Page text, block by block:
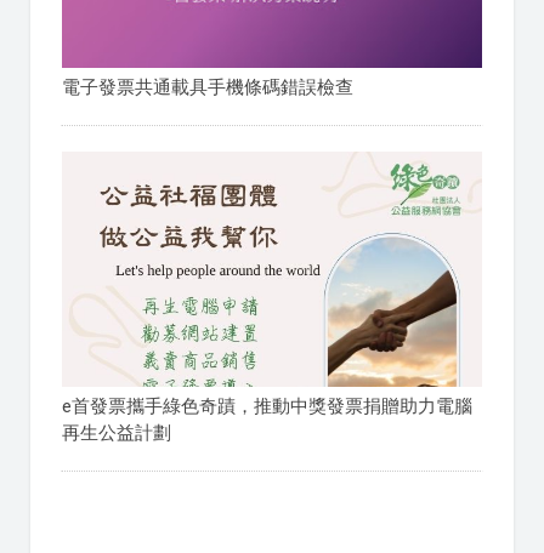
電子發票共通載具手機條碼錯誤檢查
e首發票攜手綠色奇蹟，推動中獎發票捐贈助力電腦
再生公益計劃